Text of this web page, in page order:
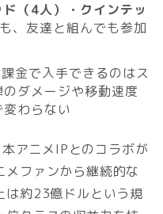
（4人）・クインテッ
、友達と組んでも参加
課金で入手できるのはス
ダメージや移動速度
わらない
アニメIPとのコラボが
ファンから継続的な
は約23億ドルという規